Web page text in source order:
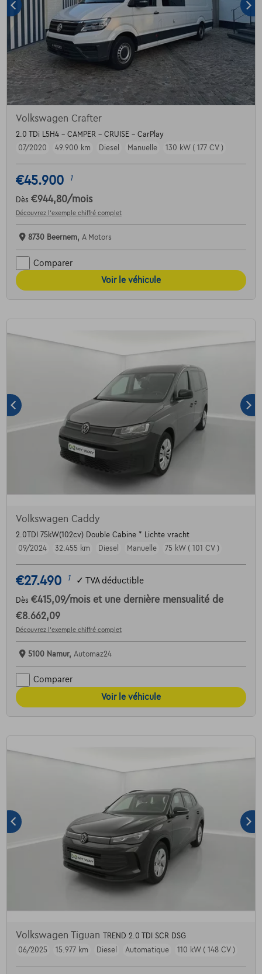
Volkswagen Crafter
2.0 TDi L5H4 - CAMPER - CRUISE - CarPlay
07/2020
49.900 km Diesel Manuelle 130 kW ( 177 CV )
€45.900 1
Dès €944,80/mois
Découvrez l’exemple chiffré complet
8730 Beernem, A Motors
Comparer
Voir le véhicule
Volkswagen Caddy
2.0TDI 75kW(102cv) Double Cabine * Lichte vracht
09/2024
32.455 km Diesel Manuelle 75 kW ( 101 CV )
€27.490 1 ✓ TVA déductible
Dès €415,09/mois et une dernière mensualité de
€8.662,09
Découvrez l’exemple chiffré complet
5100 Namur, Automaz24
Comparer
Voir le véhicule
Volkswagen Tiguan TREND 2.0 TDI SCR DSG
06/2025
15.977 km Diesel Automatique 110 kW ( 148 CV )